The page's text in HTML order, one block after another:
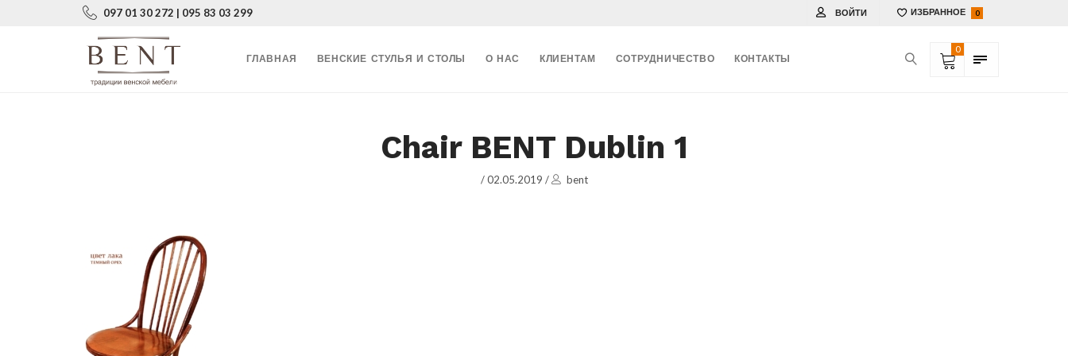
097 01 30 272 | 095 83 03 299 0
ИЗБРАННОЕ
ВОЙТИ
0
ГЛАВНАЯ ВЕНСКИЕ СТУЛЬЯ И СТОЛЫ О НАС КЛИЕНТАМ СОТРУДНИЧЕСТВО КОНТАКТЫ
Chair BENT Dublin 1
/ 02.05.2019 / bent